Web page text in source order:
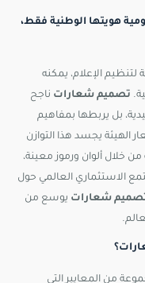
هويتها الوطنية فقط،
الإعلام، يمكنه
تصميم شعارات ناجح
بل يربطها بمفاهيم
الهيئة يجسد هذا التوازن
خلال ألوان ورموز معينة،
الاستثماري العالمي حول
شعارات يوسع من
من المعايير التي